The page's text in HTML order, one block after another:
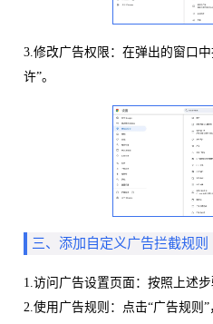
3.修改广告权限：在弹出的窗口
许”。
三、添加自定义广告拦截规则
1.访问广告设置页面：按照上述步
2.使用广告规则：点击“广告规则